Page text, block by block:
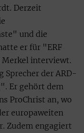
Derzeit
und die
er für "ERF
Merkel interviewt.
Sprecher der ARD-
Er gehört dem
ProChrist an, wo
europaweiten
Zudem engagiert